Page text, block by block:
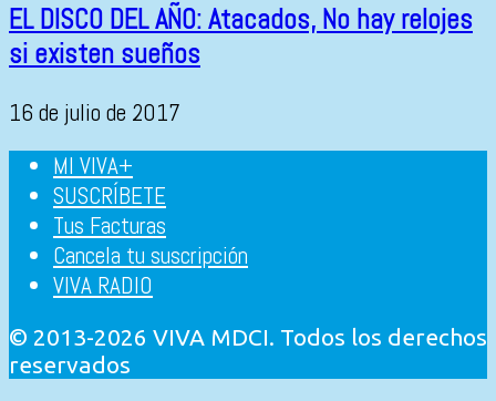
EL DISCO DEL AÑO: Atacados, No hay relojes
si existen sueños
16 de julio de 2017
MI VIVA+
SUSCRÍBETE
Tus Facturas
Cancela tu suscripción
VIVA RADIO
© 2013-2026 VIVA MDCI. Todos los derechos
reservados